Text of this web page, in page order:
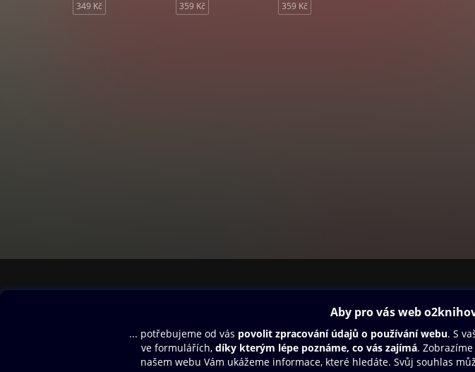
349 Kč 359 Kč 359 Kč
Aplikace a hry
SMS/MMS Info
Blog
Dárkový poukaz
Nápověda
Oneplay Originály
Sport